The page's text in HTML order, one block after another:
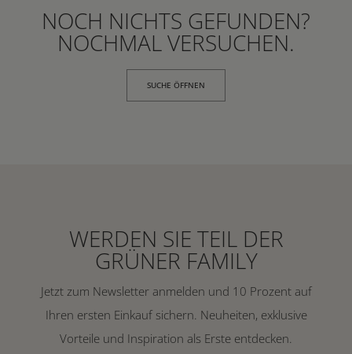
NOCH NICHTS GEFUNDEN?
NOCHMAL VERSUCHEN.
SUCHE ÖFFNEN
WERDEN SIE TEIL DER
GRÜNER FAMILY
Jetzt zum Newsletter anmelden und 10 Prozent auf
Ihren ersten Einkauf sichern. Neuheiten, exklusive
Vorteile und Inspiration als Erste entdecken.